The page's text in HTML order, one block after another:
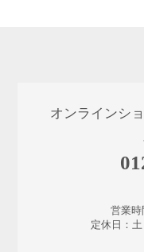
オンラインシ
営業時
定休日：